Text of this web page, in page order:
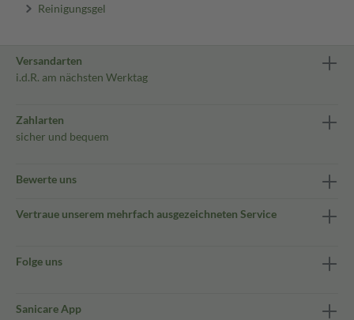
Reinigungsgel
Versandarten
i.d.R. am nächsten Werktag
Zahlarten
sicher und bequem
Bewerte uns
Vertraue unserem mehrfach ausgezeichneten Service
Folge uns
Sanicare App